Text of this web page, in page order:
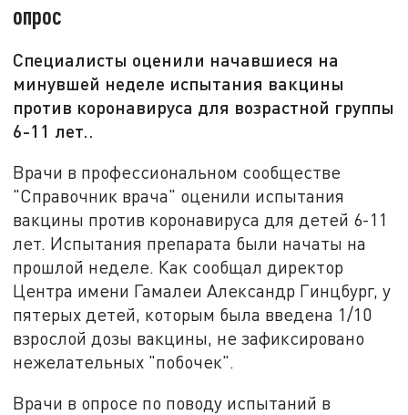
опрос
Специалисты оценили начавшиеся на
минувшей неделе испытания вакцины
против коронавируса для возрастной группы
6-11 лет..
Врачи в профессиональном сообществе
"Справочник врача" оценили испытания
вакцины против коронавируса для детей 6-11
лет. Испытания препарата были начаты на
прошлой неделе. Как сообщал директор
Центра имени Гамалеи Александр Гинцбург, у
пятерых детей, которым была введена 1/10
взрослой дозы вакцины, не зафиксировано
нежелательных "побочек".
Врачи в опросе по поводу испытаний в